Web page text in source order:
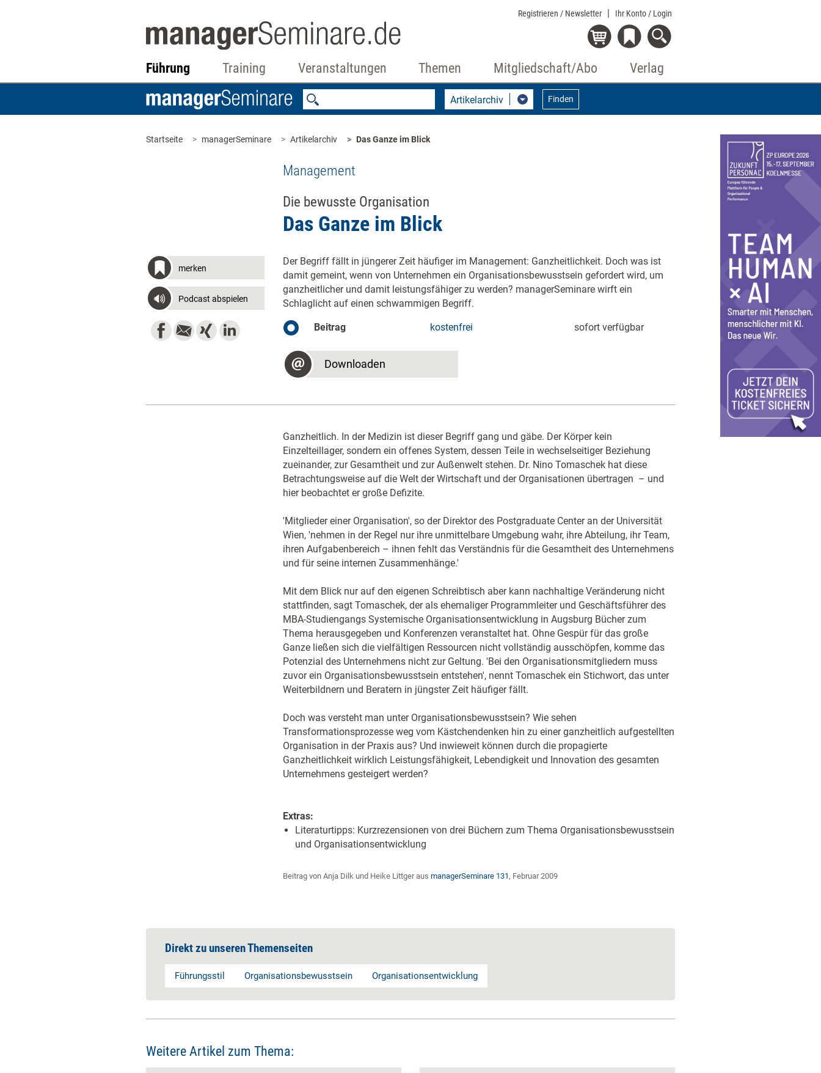
Registrieren / Newsletter Ihr Konto / Login
Führung Training Veranstaltungen Themen Mitgliedschaft/Abo Verlag
Artikelarchiv Finden
Startseite managerSeminare Artikelarchiv Das Ganze im Blick
Management
Die bewusste Organisation
Das Ganze im Blick
merken
Podcast abspielen
Der Begriff fällt in jüngerer Zeit häufiger im Management: Ganzheitlichkeit. Doch was ist
damit gemeint, wenn von Unternehmen ein Organisationsbewusstsein gefordert wird, um
ganzheitlicher und damit leistungsfähiger zu werden? managerSeminare wirft ein
Schlaglicht auf einen schwammigen Begriff.
Beitrag kostenfrei sofort verfügbar
Downloaden
Ganzheitlich. In der Medizin ist dieser Begriff gang und gäbe. Der Körper kein
Einzelteillager, sondern ein offenes System, dessen Teile in wechselseitiger Beziehung
zueinander, zur Gesamtheit und zur Außenwelt stehen. Dr. Nino Tomaschek hat diese
Betrachtungsweise auf die Welt der Wirtschaft und der Organisationen übertragen – und
hier beobachtet er große Defizite.
'Mitglieder einer Organisation', so der Direktor des Postgraduate Center an der Universität
Wien, 'nehmen in der Regel nur ihre unmittelbare Umgebung wahr, ihre Abteilung, ihr Team,
ihren Aufgabenbereich – ihnen fehlt das Verständnis für die Gesamtheit des Unternehmens
und für seine internen Zusammenhänge.'
Mit dem Blick nur auf den eigenen Schreibtisch aber kann nachhaltige Veränderung nicht
stattfinden, sagt Tomaschek, der als ehemaliger Programmleiter und Geschäftsführer des
MBA-Studiengangs Systemische Organisationsentwicklung in Augsburg Bücher zum
Thema herausgegeben und Konferenzen veranstaltet hat. Ohne Gespür für das große
Ganze ließen sich die vielfältigen Ressourcen nicht vollständig ausschöpfen, komme das
Potenzial des Unternehmens nicht zur Geltung. 'Bei den Organisationsmitgliedern muss
zuvor ein Organisationsbewusstsein entstehen', nennt Tomaschek ein Stichwort, das unter
Weiterbildnern und Beratern in jüngster Zeit häufiger fällt.
Doch was versteht man unter Organisationsbewusstsein? Wie sehen
Transformationsprozesse weg vom Kästchendenken hin zu einer ganzheitlich aufgestellten
Organisation in der Praxis aus? Und inwieweit können durch die propagierte
Ganzheitlichkeit wirklich Leistungsfähigkeit, Lebendigkeit und Innovation des gesamten
Unternehmens gesteigert werden?
Extras:
Literaturtipps: Kurzrezensionen von drei Büchern zum Thema Organisationsbewusstsein
und Organisationsentwicklung
Beitrag von Anja Dilk und Heike Littger aus managerSeminare 131, Februar 2009
Direkt zu unseren Themenseiten
Führungsstil Organisationsbewusstsein Organisationsentwicklung
Weitere Artikel zum Thema: